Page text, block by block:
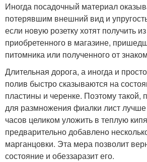
Иногда посадочный материал
потерявшим внешний вид и
если новую розетку хотят получить
приобретенного в магазине,
питомника или полученного от
Длительная дорога, а иногда и
полив быстро сказываются на
пластины и черенке. Поэтому такой,
для размножения фиалки лист
часов целиком уложить в теплую
предварительно добавлено
марганцовки. Эта мера позволит
состояние и обеззаразит его.